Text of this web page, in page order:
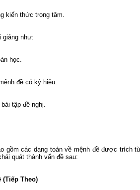
kiến thức trọng tâm.
giảng như:
học.
đề có ký hiệu.
tập đề nghị.
gồm các dạng toán về mệnh đề được trích
quát thành vấn đề sau:
(Tiếp Theo)